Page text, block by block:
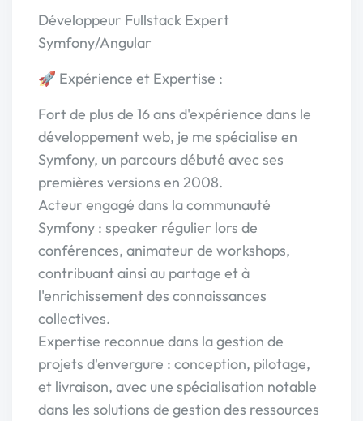
Développeur Fullstack Expert
Symfony/Angular
🚀 Expérience et Expertise :
Fort de plus de 16 ans d'expérience dans le
développement web, je me spécialise en
Symfony, un parcours débuté avec ses
premières versions en 2008.
Acteur engagé dans la communauté
Symfony : speaker régulier lors de
conférences, animateur de workshops,
contribuant ainsi au partage et à
l'enrichissement des connaissances
collectives.
Expertise reconnue dans la gestion de
projets d'envergure : conception, pilotage,
et livraison, avec une spécialisation notable
dans les solutions de gestion des ressources